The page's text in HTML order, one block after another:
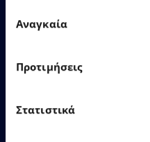
σας χρήση των
συγκατάθεσης
Αναγκαία
Προτιμήσεις
Στατιστικά